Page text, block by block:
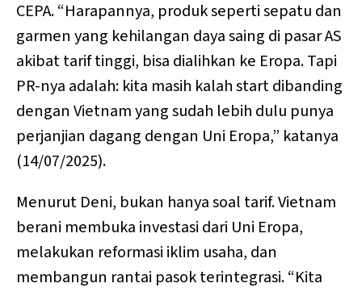
CEPA. “Harapannya, produk seperti sepatu dan
garmen yang kehilangan daya saing di pasar AS
akibat tarif tinggi, bisa dialihkan ke Eropa. Tapi
PR-nya adalah: kita masih kalah start dibanding
dengan Vietnam yang sudah lebih dulu punya
perjanjian dagang dengan Uni Eropa,” katanya
(14/07/2025).
Menurut Deni, bukan hanya soal tarif. Vietnam
berani membuka investasi dari Uni Eropa,
melakukan reformasi iklim usaha, dan
membangun rantai pasok terintegrasi. “Kita